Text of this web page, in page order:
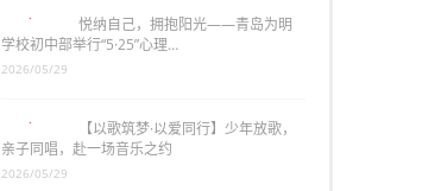
悦纳自己，拥抱阳光——青岛为明
学校初中部举行“5·25”心理…
2026/05/29
【以歌筑梦·以爱同行】少年放歌，
亲子同唱，赴一场音乐之约
2026/05/29